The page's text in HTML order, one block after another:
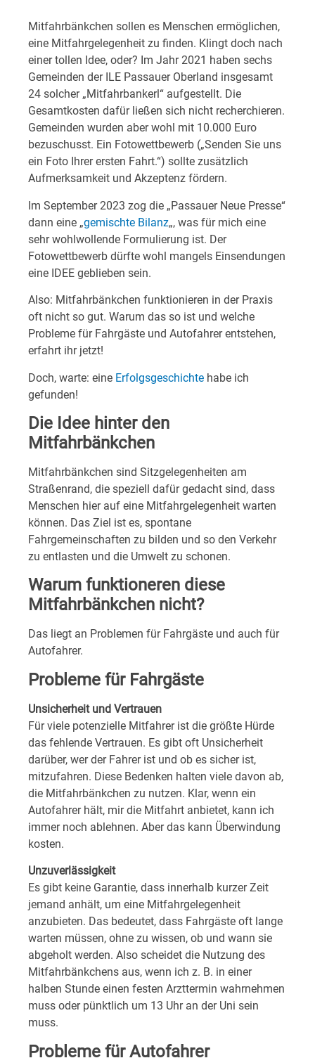
Mitfahrbänkchen sollen es Menschen ermöglichen,
eine Mitfahrgelegenheit zu finden. Klingt doch nach
einer tollen Idee, oder? Im Jahr 2021 haben sechs
Gemeinden der ILE Passauer Oberland insgesamt
24 solcher „Mitfahrbankerl“ aufgestellt. Die
Gesamtkosten dafür ließen sich nicht recherchieren.
Gemeinden wurden aber wohl mit 10.000 Euro
bezuschusst. Ein Fotowettbewerb („Senden Sie uns
ein Foto Ihrer ersten Fahrt.“) sollte zusätzlich
Aufmerksamkeit und Akzeptenz fördern.
Im September 2023 zog die „Passauer Neue Presse“
dann eine „gemischte Bilanz„, was für mich eine
sehr wohlwollende Formulierung ist. Der
Fotowettbewerb dürfte wohl mangels Einsendungen
eine IDEE geblieben sein.
Also: Mitfahrbänkchen funktionieren in der Praxis
oft nicht so gut. Warum das so ist und welche
Probleme für Fahrgäste und Autofahrer entstehen,
erfahrt ihr jetzt!
Doch, warte: eine Erfolgsgeschichte habe ich
gefunden!
Die Idee hinter den
Mitfahrbänkchen
Mitfahrbänkchen sind Sitzgelegenheiten am
Straßenrand, die speziell dafür gedacht sind, dass
Menschen hier auf eine Mitfahrgelegenheit warten
können. Das Ziel ist es, spontane
Fahrgemeinschaften zu bilden und so den Verkehr
zu entlasten und die Umwelt zu schonen.
Warum funktioneren diese
Mitfahrbänkchen nicht?
Das liegt an Problemen für Fahrgäste und auch für
Autofahrer.
Probleme für Fahrgäste
Unsicherheit und Vertrauen
Für viele potenzielle Mitfahrer ist die größte Hürde
das fehlende Vertrauen. Es gibt oft Unsicherheit
darüber, wer der Fahrer ist und ob es sicher ist,
mitzufahren. Diese Bedenken halten viele davon ab,
die Mitfahrbänkchen zu nutzen. Klar, wenn ein
Autofahrer hält, mir die Mitfahrt anbietet, kann ich
immer noch ablehnen. Aber das kann Überwindung
kosten.
Unzuverlässigkeit
Es gibt keine Garantie, dass innerhalb kurzer Zeit
jemand anhält, um eine Mitfahrgelegenheit
anzubieten. Das bedeutet, dass Fahrgäste oft lange
warten müssen, ohne zu wissen, ob und wann sie
abgeholt werden. Also scheidet die Nutzung des
Mitfahrbänkchens aus, wenn ich z. B. in einer
halben Stunde einen festen Arzttermin wahrnehmen
muss oder pünktlich um 13 Uhr an der Uni sein
muss.
Probleme für Autofahrer